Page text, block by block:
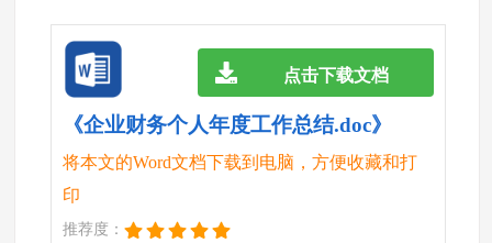
《企业财务个人年度工作总结.doc》
将本文的Word文档下载到电脑，方便收藏和打
印
推荐度：
点击下载文档